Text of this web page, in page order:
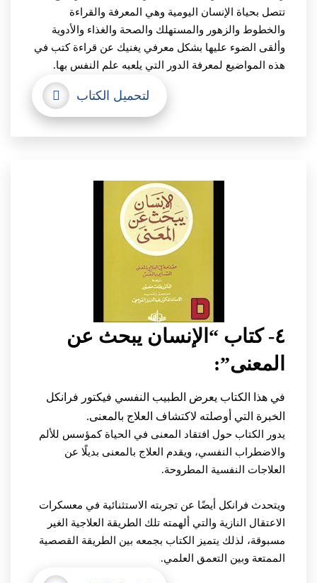
تتصل بحياة الإنسان اليومية وهي المعرفة والقراءة
والخطوط والزهور والمستهلك والصحة والغذاء والأدوية
وألقى الضوء عليها بشكل معرفي يغنيك عن قراءة كتب في
هذه المواضيع لمعرفة الدور التي يلعبه علم النفس بها.
لتحميل الكتاب
٤- كتاب “الإنسان يبحث عن
المعنى”:
في هذا الكتاب يعرض الطبيب النفسي فيكتور فرانكل
الخبرة التي أوصلته لاكتشاف العلاج بالمعنى.
يدور الكتاب حول افتقاد المعنى في الحياة كمؤسس للألم
والاضطراب النفسي، ويقدم العلاج بالمعنى بديلًا عن
العلاجات النفسية المطروحة.
ويتحدث فرانكل أيضًا عن تجربته الاستثنائية في معسكرات
الاعتقال النازية والتي ألهمته تلك الطريقة العلاجية الغير
مسبوقة، لذلك يتميز الكتاب بجمعه بين الطريقة القصصية
الممتعة وبين التعمق العلمي.